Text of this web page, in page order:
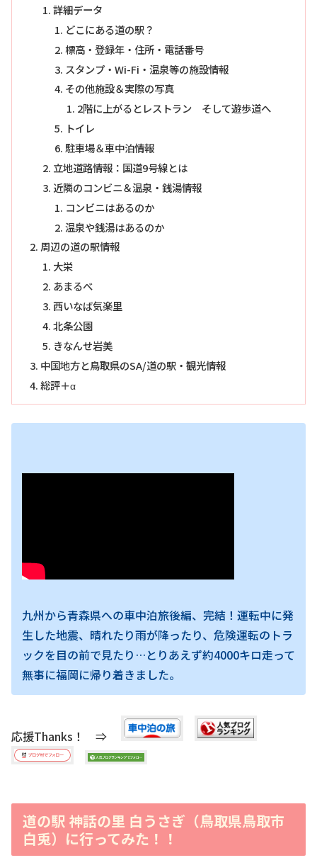
詳細データ
どこにある道の駅？
標高・登録年・住所・電話番号
スタンプ・Wi-Fi・温泉等の施設情報
その他施設＆実際の写真
2階に上がるとレストラン そして遊歩道へ
トイレ
駐車場＆車中泊情報
立地道路情報：国道9号線とは
近隣のコンビニ＆温泉・銭湯情報
コンビニはあるのか
温泉や銭湯はあるのか
周辺の道の駅情報
大栄
あまるべ
西いなば気楽里
北条公園
きなんせ岩美
中国地方と鳥取県のSA/道の駅・観光情報
総評＋α
九州から青森県への車中泊旅後編、完結！運転中に発
生した地震、晴れたり雨が降ったり、危険運転のトラ
ックを目の前で見たり…とりあえず約4000キロ走って
無事に福岡に帰り着きました。
応援Thanks！ ⇒
道の駅 神話の里 白うさぎ（鳥取県鳥取市
白兎）に行ってみた！！